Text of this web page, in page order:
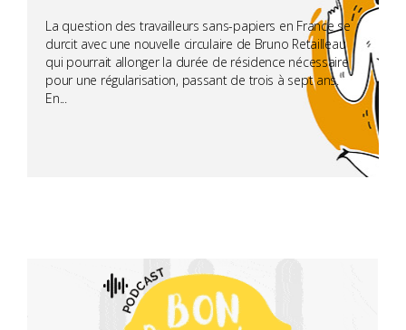
La question des travailleurs sans-papiers en France se
durcit avec une nouvelle circulaire de Bruno Retailleau
qui pourrait allonger la durée de résidence nécessaire
pour une régularisation, passant de trois à sept ans.
En...